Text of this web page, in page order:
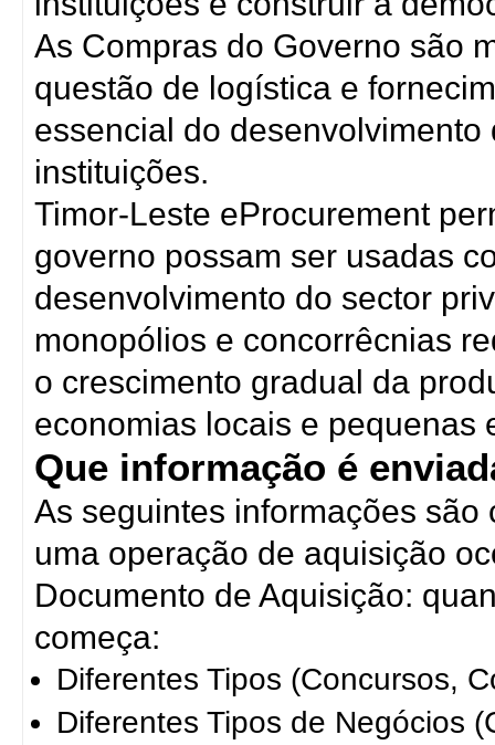
As Compras do Governo são
questão de logística e
essencial do
instituições.
Timor-Leste eProcurement
governo possam ser usadas
desenvolvimento do sector
monopólios e concorrêcnias
o crescimento gradual da
economias locais e pequenas
Que informação é
As seguintes informações
uma operação de aquisição
Documento de Aquisição:
começa:
Diferentes Tipos (Concursos,
Diferentes Tipos de Negócios